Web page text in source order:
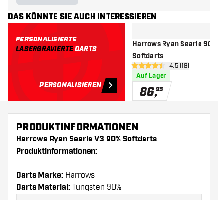
DAS KÖNNTE SIE AUCH INTERESSIEREN
PERSONALISIERTE
LASERGRAVIERTEDARTS
PERSONALISIEREN
Harrows Ryan Searle
Softdarts
4.5 Bewertungssterne
4.5 (18)
Auf Lager
86,95
PRODUKTINFORMATIONEN
Harrows Ryan Searle V3 90% Softdarts
Produktinformationen:
Darts Marke: Harrows
Darts Material: Tungsten 90%